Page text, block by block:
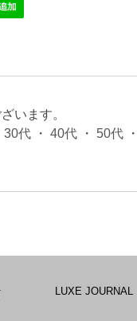
います。
30代 ・ 40代 ・ 50代 ・
LUXE JOURNAL